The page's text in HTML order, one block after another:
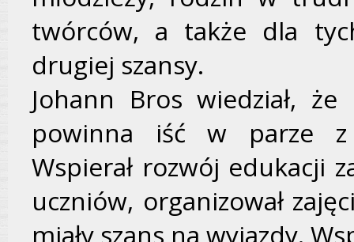
twórców, a także dla
drugiej szansy.
Johann Bros wiedział,
powinna iść w parze z
Wspierał rozwój edukacji
uczniów, organizował
miały szans na wyjazdy.